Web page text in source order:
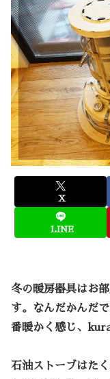
X
LINE
冬の暖房器具はお
す。なんだかんだ
番暖かく感じ、
石油ストーブはた